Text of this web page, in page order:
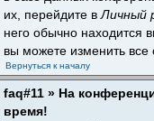
их, перейдите в Личный
него обычно находится
вы можете изменить все
Вернуться к началу
faq#11 » На
время!